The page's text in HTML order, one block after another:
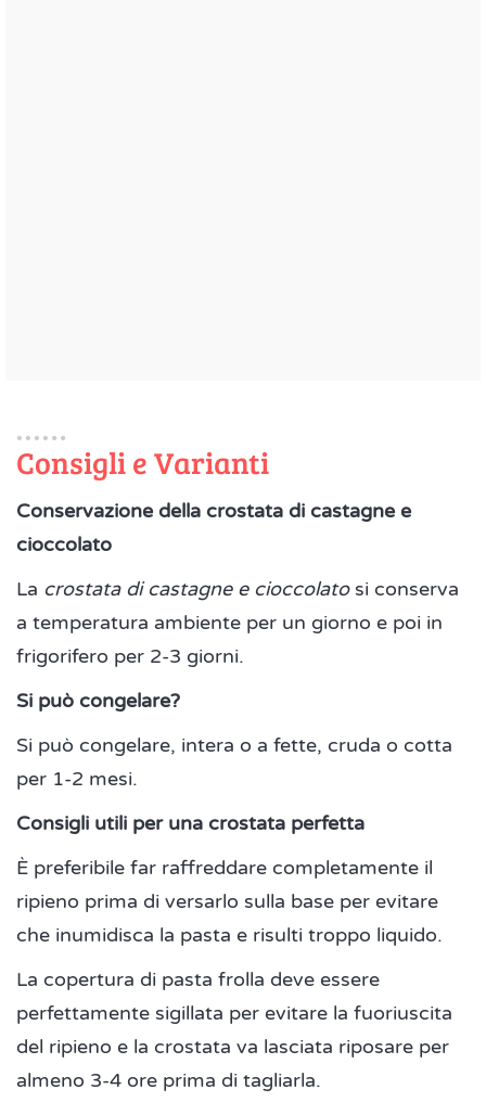
Consigli e Varianti
Conservazione della crostata di castagne e
cioccolato
La crostata di castagne e cioccolatosi conserva
a temperatura ambiente per un giorno e poi in
frigorifero per 2-3 giorni.
Si può congelare?
Si può congelare, intera o a fette, cruda o cotta
per 1-2 mesi.
Consigli utili per una crostata perfetta
È preferibile far raffreddare completamente il
ripieno prima di versarlo sulla base per evitare
che inumidisca la pasta e risulti troppo liquido.
La copertura di pasta frolla deve essere
perfettamente sigillata per evitare la fuoriuscita
del ripieno e la crostata va lasciata riposare per
almeno 3-4 ore prima di tagliarla.